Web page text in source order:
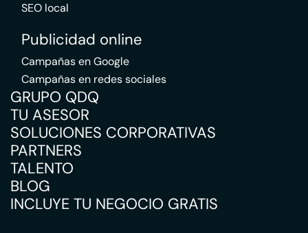
SEO local
Publicidad online
Campañas en Google
Campañas en redes sociales
GRUPO QDQ
TU ASESOR
SOLUCIONES CORPORATIVAS
PARTNERS
TALENTO
BLOG
INCLUYE TU NEGOCIO GRATIS